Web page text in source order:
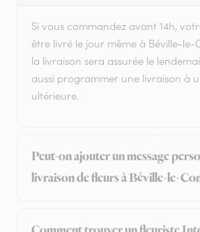
Si vous commandez avant 14h,
être livré le jour même à Béville-le-
la livraison sera assurée le
aussi programmer une livraison à
ultérieure.
Peut-on ajouter un message
livraison de fleurs à Béville-le-